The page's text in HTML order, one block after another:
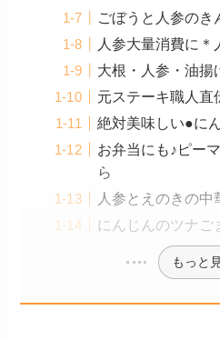
ごぼうと人参のき
人参大量消費に＊
大根・人参・油揚
元ステーキ職人直
絶対美味しい●に
お弁当にも♪ピー
ら
人参とえのきの中
にんじんのツナご
もっと